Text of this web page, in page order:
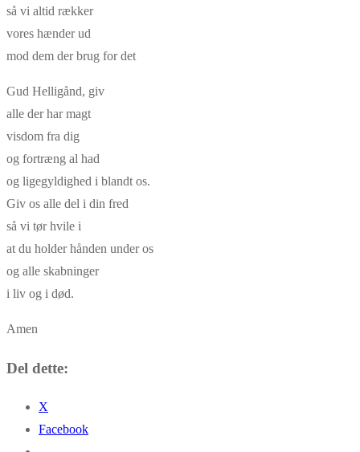
så vi altid rækker
vores hænder ud
mod dem der brug for det
Gud Helligånd, giv
alle der har magt
visdom fra dig
og fortræng al had
og ligegyldighed i blandt os.
Giv os alle del i din fred
så vi tør hvile i
at du holder hånden under os
og alle skabninger
i liv og i død.
Amen
Del dette:
X
Facebook